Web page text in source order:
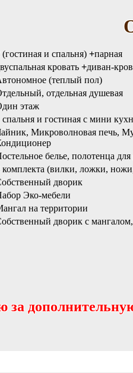
(гостиная и спальня) +парная
кровать +диван-
(теплый пол)
отдельная душевая
этаж
спальня и гостиная с мини
Микроволновая печь,
белье, полотенца
комплекта (вилки, ложки,
дворик
Эко-мебели
на территории
дворик с